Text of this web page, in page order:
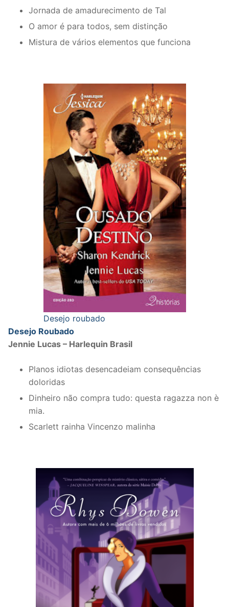
Jornada de amadurecimento de Tal
O amor é para todos, sem distinção
Mistura de vários elementos que funciona
Desejo roubado
Desejo Roubado
Jennie Lucas – Harlequin Brasil
Planos idiotas desencadeiam consequências
doloridas
Dinheiro não compra tudo: questa ragazza non è
mia.
Scarlett rainha Vincenzo malinha